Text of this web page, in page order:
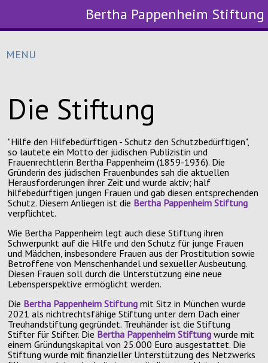
Bertha Pappenheim Stiftung
MENU
Die Stiftung
"Hilfe den Hilfebedürftigen - Schutz den Schutzbedürftigen",
so lautete ein Motto der jüdischen Publizistin und
Frauenrechtlerin Bertha Pappenheim (1859-1936). Die
Gründerin des jüdischen Frauenbundes sah die aktuellen
Herausforderungen ihrer Zeit und wurde aktiv; half
hilfebedürftigen jungen Frauen und gab diesen entsprechenden
Schutz. Diesem Anliegen ist die Bertha Pappenheim Stiftung
verpflichtet.
Wie Bertha Pappenheim legt auch diese Stiftung ihren
Schwerpunkt auf die Hilfe und den Schutz für junge Frauen
und Mädchen, insbesondere Frauen aus der Prostitution sowie
Betroffene von Menschenhandel und sexueller Ausbeutung.
Diesen Frauen soll durch die Unterstützung eine neue
Lebensperspektive ermöglicht werden.
Die Bertha Pappenheim Stiftung mit Sitz in München wurde
2021 als nichtrechtsfähige Stiftung unter dem Dach einer
Treuhandstiftung gegründet. Treuhänder ist die Stiftung
Stifter für Stifter. Die Bertha Pappenheim Stiftung wurde mit
einem Gründungskapital von 25.000 Euro ausgestattet. Die
Stiftung wurde mit finanzieller Unterstützung des Netzwerks